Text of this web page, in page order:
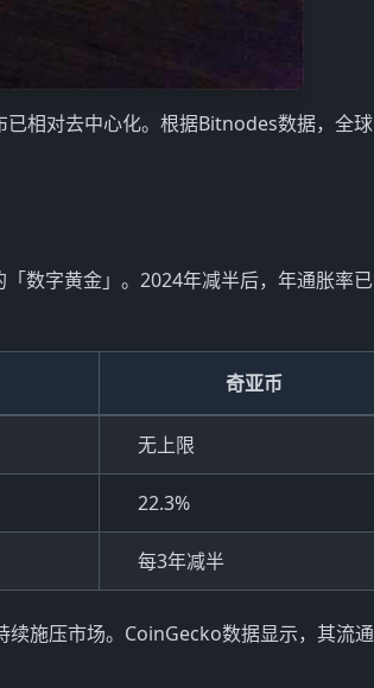
相对去中心化。根据Bitnodes数据，全球
数字黄金」。2024年减半后，年通胀率已
奇亚币
无上限
22.3%
每3年减半
施压市场。CoinGecko数据显示，其流通